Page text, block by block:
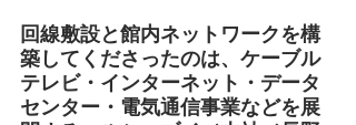
回線敷設と館内ネットワークを構
築してくださったのは、ケーブル
テレビ・インターネット・データ
センター・電気通信事業などを展